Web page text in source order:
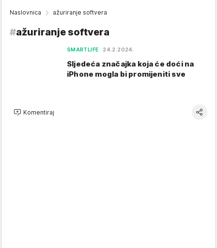
Naslovnica ažuriranje softvera
#ažuriranje softvera
SMARTLIFE 24.2.2024.
Sljedeća značajka koja će doći na
iPhone mogla bi promijeniti sve
Komentiraj